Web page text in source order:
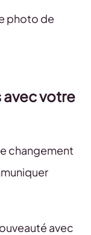
photo de
votre
changement
avec